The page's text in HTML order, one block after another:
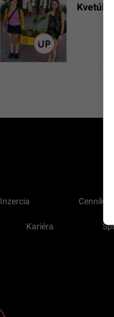
Inzercia Cenník
Kariéra